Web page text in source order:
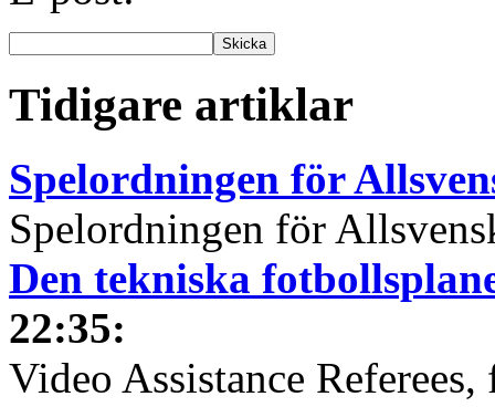
Tidigare artiklar
Spelordningen för
Spelordningen för
Den tekniska
22:35:
Video Assistance